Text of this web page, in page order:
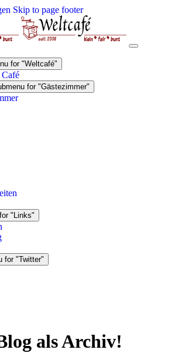
Skip to page footer
for "Weltcafé"
for "Gästezimmer"
"Links"
for "Twitter"
als Archiv!